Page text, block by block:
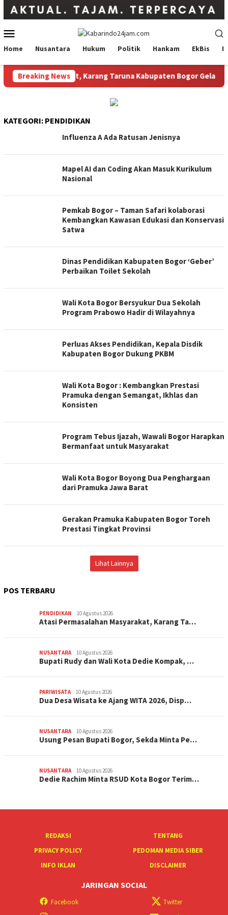
Loncat
Mobile
Home Nusantara Hukum Politik Hankam EkBis
Breaking News
Masyarakat, Karang Taruna Kabupaten Bogor Gelar
KATEGORI: PENDIDIKAN
Influenza A Ada Ratusan Jenisnya
Mapel AI dan Coding Akan Masuk Kurikulum
Nasional
Pemkab Bogor – Taman Safari kolaborasi
Kembangkan Kawasan Edukasi dan Konservasi
Satwa
Dinas Pendidikan Kabupaten Bogor ‘Geber’
Perbaikan Toilet Sekolah
Wali Kota Bogor Bersyukur Dua Sekolah
Program Prabowo Hadir di Wilayahnya
Perluas Akses Pendidikan, Kepala Disdik
Kabupaten Bogor Dukung PKBM
Wali Kota Bogor : Kembangkan Prestasi
Pramuka dengan Semangat, Ikhlas dan
Konsisten
Program Tebus Ijazah, Wawali Bogor Harapkan
Bermanfaat untuk Masyarakat
Wali Kota Bogor Boyong Dua Penghargaan
dari Pramuka Jawa Barat
Gerakan Pramuka Kabupaten Bogor Toreh
Prestasi Tingkat Provinsi
Lihat Lainnya
POS TERBARU
PENDIDIKAN 10 Agustus 2026
Atasi Permasalahan Masyarakat, Karang Ta…
NUSANTARA 10 Agustus 2026
Bupati Rudy dan Wali Kota Dedie Kompak, …
PARIWISATA 10 Agustus 2026
Dua Desa Wisata ke Ajang WITA 2026, Disp…
NUSANTARA 10 Agustus 2026
Usung Pesan Bupati Bogor, Sekda Minta Pe…
NUSANTARA 10 Agustus 2026
Dedie Rachim Minta RSUD Kota Bogor Terim…
REDAKSI
TENTANG
PRIVACY POLICY
PEDOMAN MEDIA SIBER
INFO IKLAN
DISCLAIMER
JARINGAN SOCIAL
Facebook
Twitter